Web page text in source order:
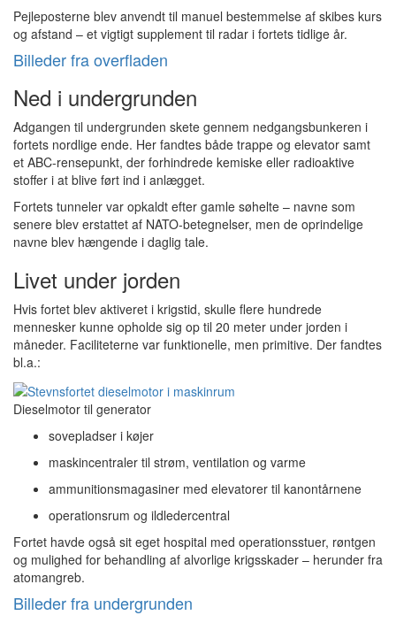
Pejleposterne blev anvendt til manuel bestemmelse af skibes kurs
og afstand – et vigtigt supplement til radar i fortets tidlige år.
Billeder fra overfladen
Ned i undergrunden
Adgangen til undergrunden skete gennem nedgangsbunkeren i
fortets nordlige ende. Her fandtes både trappe og elevator samt
et ABC-rensepunkt, der forhindrede kemiske eller radioaktive
stoffer i at blive ført ind i anlægget.
Fortets tunneler var opkaldt efter gamle søhelte – navne som
senere blev erstattet af NATO-betegnelser, men de oprindelige
navne blev hængende i daglig tale.
Livet under jorden
Hvis fortet blev aktiveret i krigstid, skulle flere hundrede
mennesker kunne opholde sig op til 20 meter under jorden i
måneder. Faciliteterne var funktionelle, men primitive. Der fandtes
bl.a.:
Dieselmotor til generator
sovepladser i køjer
maskincentraler til strøm, ventilation og varme
ammunitionsmagasiner med elevatorer til kanontårnene
operationsrum og ildledercentral
Fortet havde også sit eget hospital med operationsstuer, røntgen
og mulighed for behandling af alvorlige krigsskader – herunder fra
atomangreb.
Billeder fra undergrunden